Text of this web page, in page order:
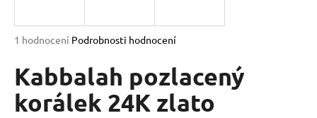
Průměrné
produktu
je
5,0
1 hodnocení Podrobnosti hodnocení
Kabbalah pozlacený
korálek 24K zlato
j
t
?